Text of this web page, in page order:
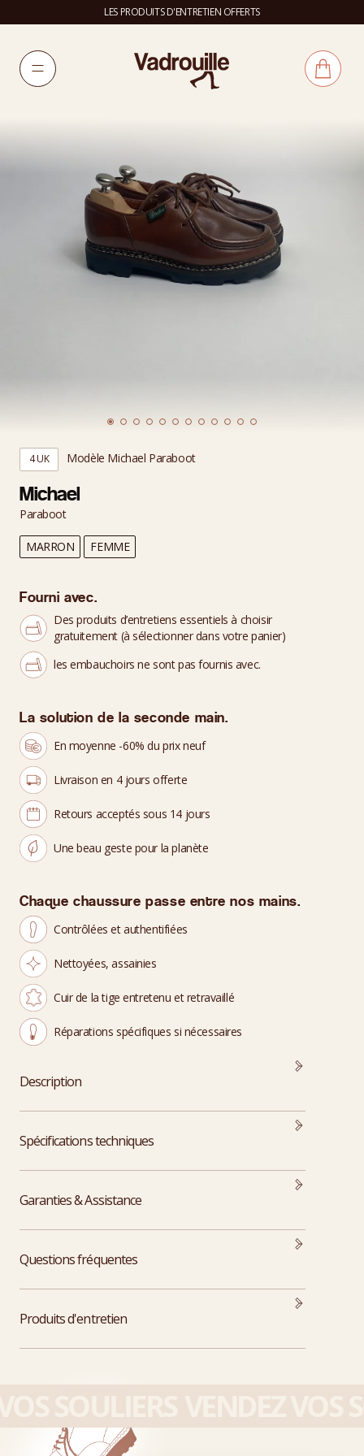
LES PRODUITS D'ENTRETIEN OFFERTS
4 UK Modèle Michael Paraboot
Michael
Paraboot
MARRON FEMME
Fourni avec.
Des produits d’entretiens essentiels à choisir
gratuitement (à sélectionner dans votre panier)
les embauchoirs ne sont pas fournis avec.
La solution de la seconde main.
En moyenne -60% du prix neuf
Livraison en 4 jours offerte
Retours acceptés sous 14 jours
Une beau geste pour la planète
Chaque chaussure passe entre nos mains.
Contrôlées et authentifiées
Nettoyées, assainies
Cuir de la tige entretenu et retravaillé
Réparations spécifiques si nécessaires
Description
Spécifications techniques
Garanties & Assistance
Questions fréquentes
Produits d'entretien